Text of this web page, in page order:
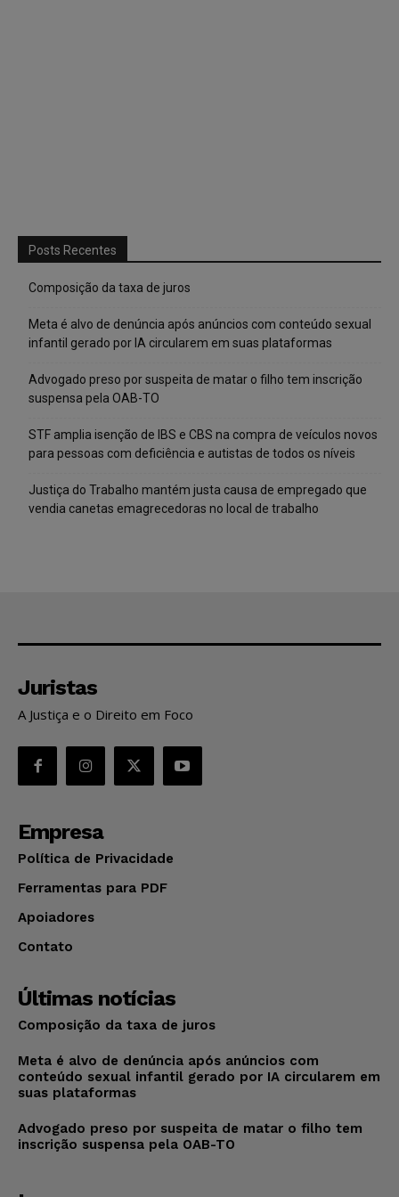
Posts Recentes
Composição da taxa de juros
Meta é alvo de denúncia após anúncios com conteúdo sexual
infantil gerado por IA circularem em suas plataformas
Advogado preso por suspeita de matar o filho tem inscrição
suspensa pela OAB-TO
STF amplia isenção de IBS e CBS na compra de veículos novos
para pessoas com deficiência e autistas de todos os níveis
Justiça do Trabalho mantém justa causa de empregado que
vendia canetas emagrecedoras no local de trabalho
Juristas
A Justiça e o Direito em Foco
Empresa
Política de Privacidade
Ferramentas para PDF
Apoiadores
Contato
Últimas notícias
Composição da taxa de juros
Meta é alvo de denúncia após anúncios com
conteúdo sexual infantil gerado por IA circularem em
suas plataformas
Advogado preso por suspeita de matar o filho tem
inscrição suspensa pela OAB-TO